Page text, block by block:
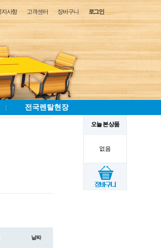
로그인
장바구니
고객센터
지사항
전국렌탈현장
오늘 본 상품
없음
날짜